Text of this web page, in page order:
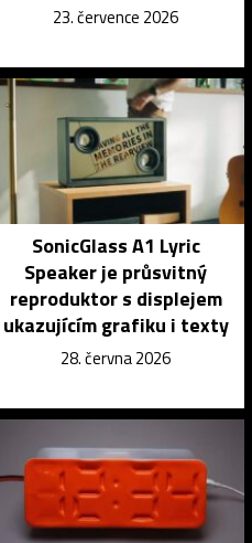
23. července 2026
SonicGlass A1 Lyric
Speaker je průsvitný
reproduktor s displejem
ukazujícím grafiku i texty
28. června 2026